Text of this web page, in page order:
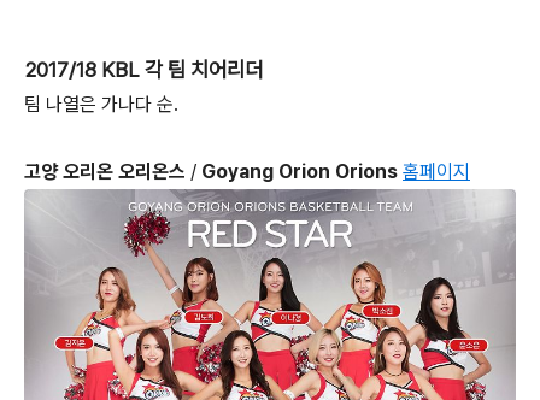
2017/18 KBL 각 팀 치어리더
팀 나열은 가나다 순.
고양 오리온 오리온스 / Goyang Orion Orions 홈페이지